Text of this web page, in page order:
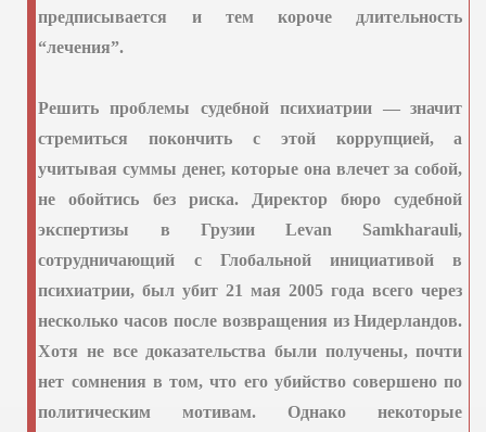
предписывается и тем короче длительность
“лечения”.
Решить проблемы судебной психиатрии — значит
стремиться покончить с этой коррупцией, а
учитывая суммы денег, которые она влечет за собой,
не обойтись без риска. Директор бюро судебной
экспертизы в ГрузииLevan Samkharauli,
сотрудничающий с Глобальной инициативой в
психиатрии, был убит 21 мая 2005 года всего через
несколько часов после возвращения из Нидерландов.
Хотя не все доказательства были получены, почти
нет сомнения в том, что его убийство совершено по
политическим мотивам. Однако некоторые